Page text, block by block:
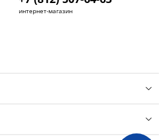
интернет-магазин